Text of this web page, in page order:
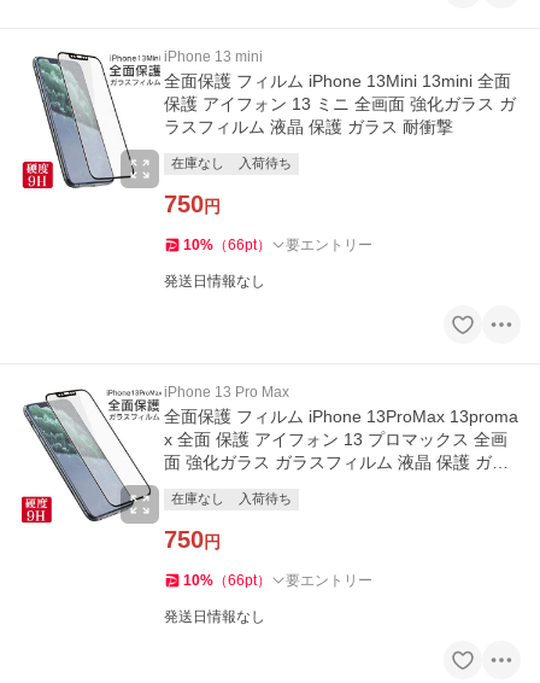
iPhone 13 mini
全面保護 フィルム iPhone 13Mini 13mini 全面
保護 アイフォン 13 ミニ 全画面 強化ガラス ガ
ラスフィルム 液晶 保護 ガラス 耐衝撃
在庫なし 入荷待ち
750円
10% （66pt） 要エントリー
発送日情報なし
iPhone 13 Pro Max
全面保護 フィルム iPhone 13ProMax 13proma
x 全面 保護 アイフォン 13 プロマックス 全画
面 強化ガラス ガラスフィルム 液晶 保護 ガラ
在庫なし 入荷待ち
750円
10% （66pt） 要エントリー
発送日情報なし